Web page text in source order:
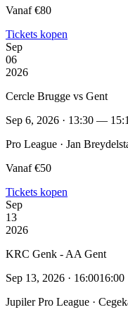
Vanaf €80
Tickets kopen
Sep
06
2026
Cercle Brugge vs Gent
Sep 6, 2026 · 13:30 —
Pro League · Jan
Vanaf €50
Tickets kopen
Sep
13
2026
KRC Genk - AA Gent
Sep 13, 2026 · 16:0016:00
Jupiler Pro League ·